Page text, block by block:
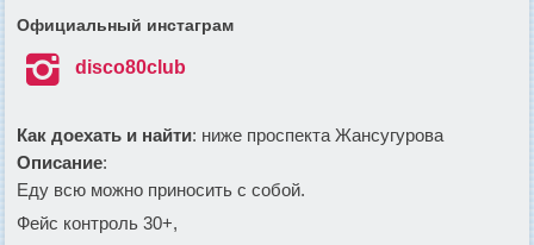
Официальный инстаграм
 disco80club
Как доехать и найти: ниже проспекта Жансугурова
Описание:
Еду всю можно приносить с собой.
Фейс контроль 30+,